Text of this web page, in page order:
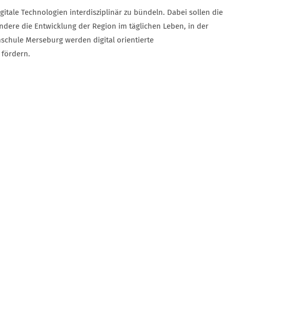
Technologien interdisziplinär zu bündeln. Dabei sollen die
die Entwicklung der Region im täglichen Leben, in der
Merseburg werden digital orientierte
fördern.